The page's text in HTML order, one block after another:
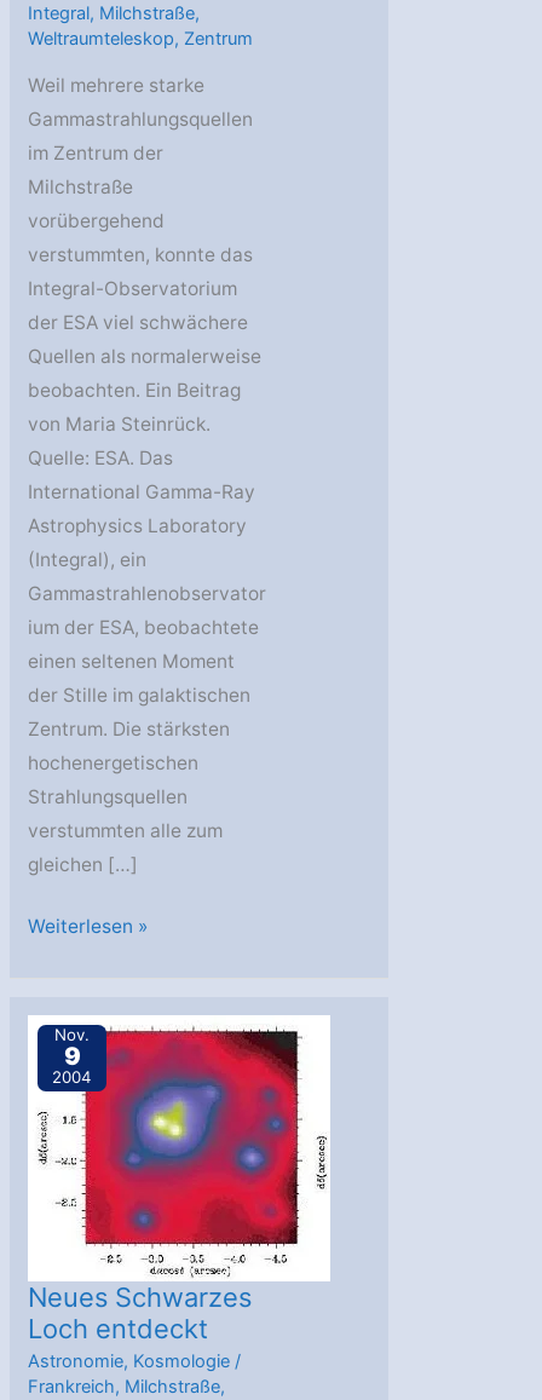
Integral, Milchstraße,
Weltraumteleskop, Zentrum
Weil mehrere starke
Gammastrahlungsquellen
im Zentrum der
Milchstraße
vorübergehend
verstummten, konnte das
Integral-Observatorium
der ESA viel schwächere
Quellen als normalerweise
beobachten. Ein Beitrag
von Maria Steinrück.
Quelle: ESA. Das
International Gamma-Ray
Astrophysics Laboratory
(Integral), ein
Gammastrahlenobservator
ium der ESA, beobachtete
einen seltenen Moment
der Stille im galaktischen
Zentrum. Die stärksten
hochenergetischen
Strahlungsquellen
verstummten alle zum
gleichen […]
Versteckspiel
Zentrum
Weiterlesen »
Nov.
9
2004
Neues Schwarzes
Loch entdeckt
Astronomie, Kosmologie /
Frankreich, Milchstraße,